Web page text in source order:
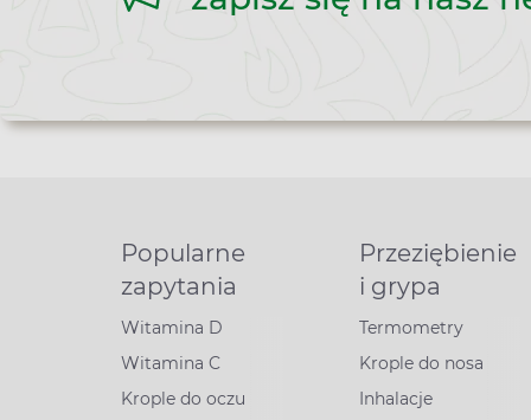
Popularne
zapytania
Witamina D
Witamina C
Krople do oczu
Przeziębienie
i grypa
Termometry
Krople do nosa
Inhalacje